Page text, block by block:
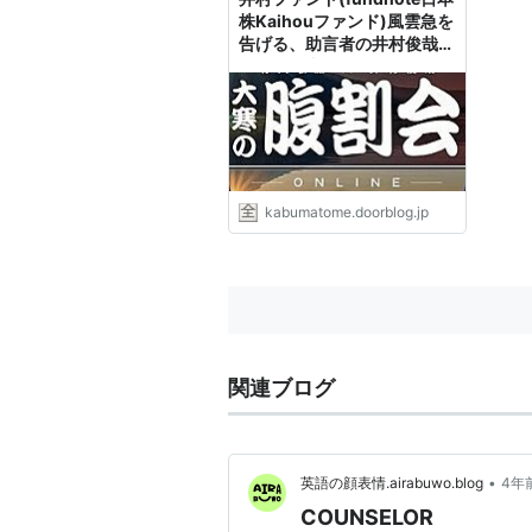
株Kaihouファンド)風雲急を
告げる、助言者の井村俊哉さ
「信頼関係ない」と受益者の
前で大揉めに揉める : 市況か
ぶ全力２階建
kabumatome.doorblog.jp
関連ブログ
英語の顔表情.airabuwo.blog • 4年
COUNSELOR